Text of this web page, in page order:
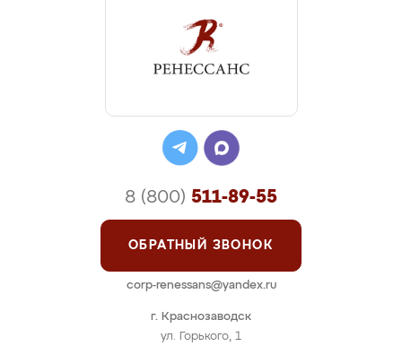
г. Краснозаводск
ул. Горького, 1
8 (800) 511-89-55
ОБРАТНЫЙ ЗВОНОК
corp-renessans@yandex.ru